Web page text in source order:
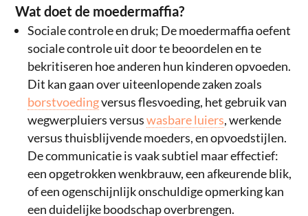
Wat doet de moedermaffia?
Sociale controle en druk; De moedermaffia oefent
sociale controle uit door te beoordelen en te
bekritiseren hoe anderen hun kinderen opvoeden.
Dit kan gaan over uiteenlopende zaken zoals
borstvoedingversus flesvoeding, het gebruik van
wegwerpluiers versuswasbare luiers, werkende
versus thuisblijvende moeders, en opvoedstijlen.
De communicatie is vaak subtiel maar effectief:
een opgetrokken wenkbrauw, een afkeurende blik,
of een ogenschijnlijk onschuldige opmerking kan
een duidelijke boodschap overbrengen.